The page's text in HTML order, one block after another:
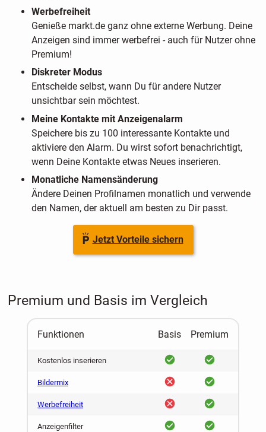
Werbefreiheit
Genieße markt.de ganz ohne externe Werbung. Deine
Anzeigen sind immer werbefrei - auch für Nutzer ohne
Premium!
Diskreter Modus
Entscheide selbst, wann Du für andere Nutzer
unsichtbar sein möchtest.
Meine Kontakte mit Anzeigenalarm
Speichere bis zu 100 interessante Kontakte und
aktiviere den Alarm. Du wirst sofort benachrichtigt,
wenn Deine Kontakte etwas Neues inserieren.
Monatliche Namensänderung
Ändere Deinen Profilnamen monatlich und verwende
den Namen, der aktuell am besten zu Dir passt.
Jetzt Vorteile sichern
Premium und Basis im Vergleich
Funktionen Basis Premium
Kostenlos inserieren ja ja
Bildermix nein ja
Werbefreiheit nein ja
Anzeigenfilter ja ja